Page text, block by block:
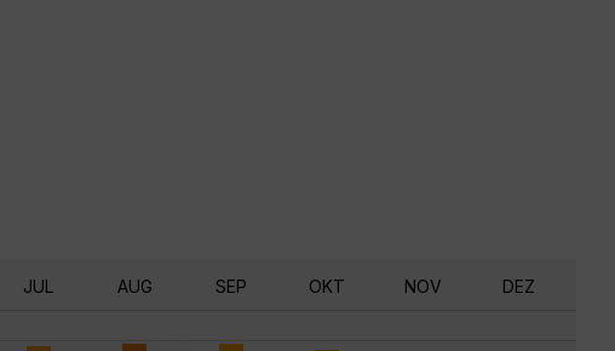
JUL AUG SEP OKT NOV DEZ